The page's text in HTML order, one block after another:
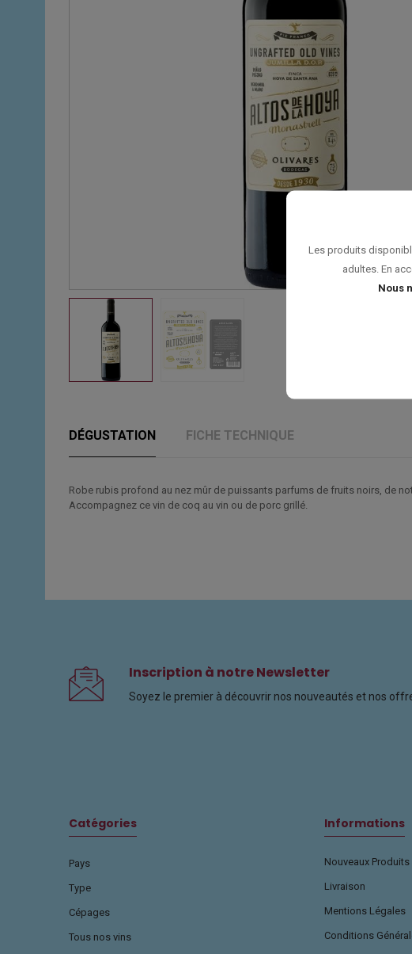
Les produits
adultes. En
Nous
DÉGUSTATION FICHE TECHNIQUE
Robe rubis profond au nez mûr de puissants parfums de fruits noirs, de
Accompagnez ce vin de coq au vin ou de porc grillé.
Inscription à notre Newsletter
Soyez le premier à découvrir nos nouveautés et nos
Catégories
Pays
Type
Cépages
Tous nos vins
Informations
Nouveaux Produits
Livraison
Mentions Légales
Conditions